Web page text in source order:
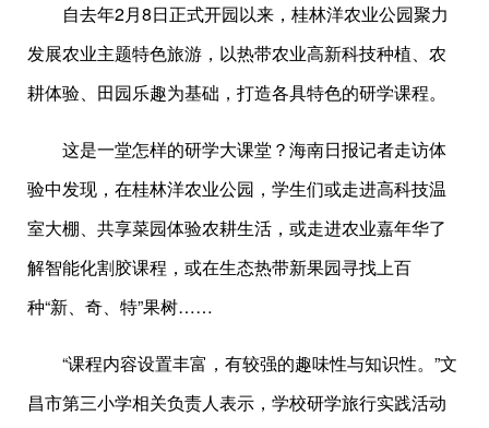
自去年2月8日正式开园以来，桂林洋农业公园聚力
发展农业主题特色旅游，以热带农业高新科技种植、农
耕体验、田园乐趣为基础，打造各具特色的研学课程。
这是一堂怎样的研学大课堂？海南日报记者走访体
验中发现，在桂林洋农业公园，学生们或走进高科技温
室大棚、共享菜园体验农耕生活，或走进农业嘉年华了
解智能化割胶课程，或在生态热带新果园寻找上百
种“新、奇、特”果树……
“课程内容设置丰富，有较强的趣味性与知识性。”文
昌市第三小学相关负责人表示，学校研学旅行实践活动